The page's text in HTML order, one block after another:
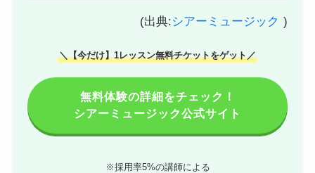
(出典:シアーミュージック )
＼【今だけ】1レッスン無料チケットをゲット／
無料体験の詳細をチェック！
シアーミュージック公式サイト
※採用率5%の講師による